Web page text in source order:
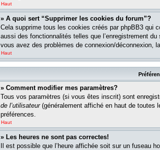
Haut
» A quoi sert “Supprimer les cookies du forum”?
Cela supprime tous les cookies créés par phpBB3 qui
aussi des fonctionnalités telles que l’enregistrement
vous avez des problèmes de connexion/déconnexion,
Haut
» Comment modifier mes paramètres?
Tous vos paramètres (si vous êtes inscrit) sont
de l’utilisateur(généralement affiché en haut de toutes
préférences.
Haut
» Les heures ne sont pas correctes!
Il est possible que l’heure affichée soit sur un fuseau